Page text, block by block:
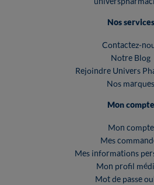
Nos services
Contactez-
Notre Blog
Rejoindre Univers
Nos marques
Mon compte
Mon compte
Mes
Mes informations
Mon profil
Mot de passe